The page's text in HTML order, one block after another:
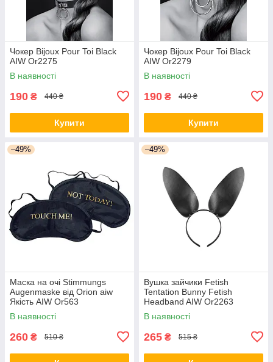
Чокер Bijoux Pour Toi Black
AIW Or2275
В наявності
190 ₴ 440 ₴
Купити
Чокер Bijoux Pour Toi Black
AIW Or2279
В наявності
190 ₴ 440 ₴
Купити
–49%
Маска на очі Stimmungs
Augenmaske від Orion aiw
Якість AIW Or563
В наявності
260 ₴ 510 ₴
–49%
Вушка зайчики Fetish
Tentation Bunny Fetish
Headband AIW Or2263
В наявності
265 ₴ 515 ₴